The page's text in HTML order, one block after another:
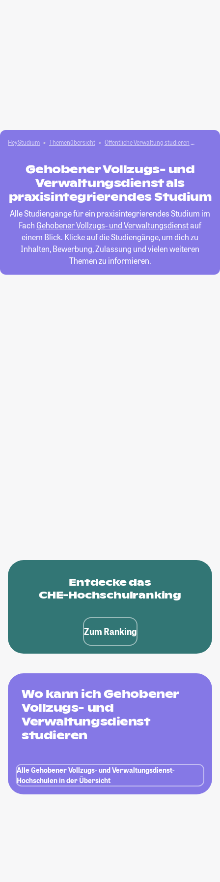
HeyStudium Themenübersicht Öffentliche Verwaltung studieren
Gehobener Vollzugs- und
Verwaltungsdienst als
praxisintegrierendes Studium
Alle Studiengänge für ein praxisintegrierendes Studium im
Fach Gehobener Vollzugs- und Verwaltungsdienstauf
einem Blick. Klicke auf die Studiengänge, um dich zu
Inhalten, Bewerbung, Zulassung und vielen weiteren
Themen zu informieren.
Entdecke das
CHE-Hochschulranking
Zum Ranking
Wo kann ich Gehobener
Vollzugs- und
Verwaltungsdienst
studieren
Alle Gehobener Vollzugs- und Verwaltungsdienst-
Hochschulen in der Übersicht